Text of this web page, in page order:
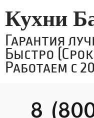
Кухни
Гарантия
Быстро
Работаем с
8